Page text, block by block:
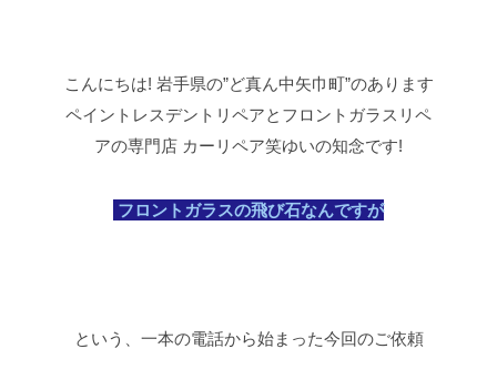
こんにちは! 岩手県の”ど真ん中矢巾町”のあります
ペイントレスデントリペアとフロントガラスリペ
アの専門店 カーリペア笑ゆいの知念です!
フロントガラスの飛び石なんですが
という、一本の電話から始まった今回のご依頼